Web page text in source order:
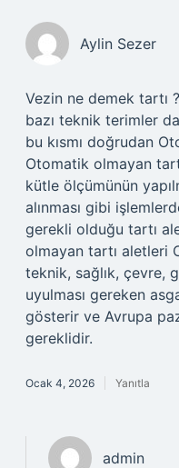
Aylin Sezer
Vezin ne demek tartı
bazı teknik terimler
bu kısmı doğrudan
Otomatik olmayan
kütle ölçümünün
alınması gibi
gerekli olduğu tartı
olmayan tartı aletleri
teknik, sağlık, çevre,
uyulması gereken
gösterir ve Avrupa
gereklidir.
Ocak 4, 2026 Yanıtla
admin